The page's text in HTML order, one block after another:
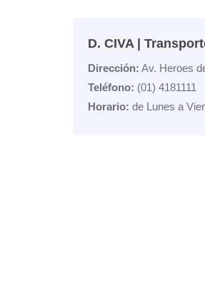
D. CIVA |
Dirección: Av. Heroes
Teléfono: (01) 4181111
Horario: de Lunes a